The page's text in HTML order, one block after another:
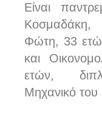
Είναι
Κοσμαδάκη,
Φώτη, 33
και
ετών,
Μηχανικό